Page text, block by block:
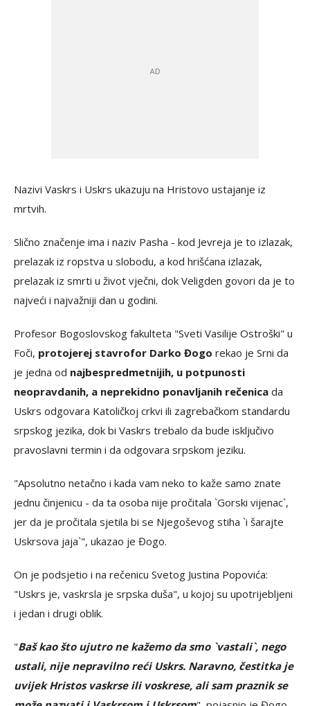
Nazivi Vaskrs i Uskrs ukazuju na Hristovo ustajanje iz
mrtvih.
Slično značenje ima i naziv Pasha - kod Jevreja je to izlazak,
prelazak iz ropstva u slobodu, a kod hrišćana izlazak,
prelazak iz smrti u život vječni, dok Veligden govori da je to
najveći i najvažniji dan u godini.
Profesor Bogoslovskog fakulteta "Sveti Vasilije Ostroški" u
Foči, protojerej stavrofor Darko Đogo rekao je Srni da
je jedna od najbespredmetnijih, u potpunosti
neopravdanih, a neprekidno ponavljanih rečenica da
Uskrs odgovara Katoličkoj crkvi ili zagrebačkom standardu
srpskog jezika, dok bi Vaskrs trebalo da bude isključivo
pravoslavni termin i da odgovara srpskom jeziku.
"Apsolutno netačno i kada vam neko to kaže samo znate
jednu činjenicu - da ta osoba nije pročitala `Gorski vijenac`,
jer da je pročitala sjetila bi se Njegoševog stiha `i šarajte
Uskrsova jaja`", ukazao je Đogo.
On je podsjetio i na rečenicu Svetog Justina Popovića:
"Uskrs je, vaskrsla je srpska duša", u kojoj su upotrijebljeni
i jedan i drugi oblik.
"Baš kao što ujutro ne kažemo da smo `vastali`, nego
ustali, nije nepravilno reći Uskrs. Naravno, čestitka je
uvijek Hristos vaskrse ili voskrese, ali sam praznik se